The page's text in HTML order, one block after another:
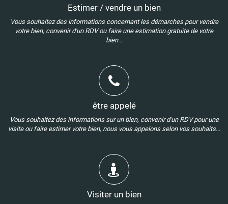
Estimer / vendre un bien
Vous souhaitez des informations concernant les démarches pour vendre
votre bien, convenir d'un RDV ou faire une estimation gratuite de votre
bien...
être appelé
Vous souhaitez des informations sur un bien, convenir d'un RDV pour une
visite ou faire estimer votre bien, nous vous appelons selon vos souhaits...
Visiter un bien